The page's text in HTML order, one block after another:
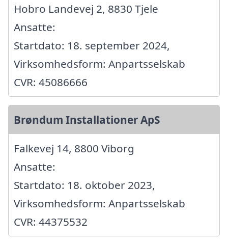
Hobro Landevej 2, 8830 Tjele
Ansatte:
Startdato: 18. september 2024,
Virksomhedsform: Anpartsselskab
CVR: 45086666
Brøndum Installationer ApS
Falkevej 14, 8800 Viborg
Ansatte:
Startdato: 18. oktober 2023,
Virksomhedsform: Anpartsselskab
CVR: 44375532